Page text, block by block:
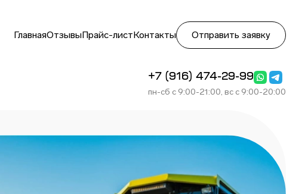
ГлавнаяОтзывыПрайс-листКонтакты Отправить заявку
+7 (916) 474-29-99
пн-сб с 9:00-21:00, вс с 9:00-20:00